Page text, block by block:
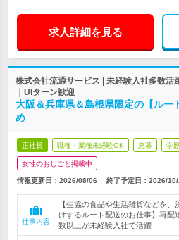
求人詳細を見る
株式会社流通サービス | 未経験入社多数活
｜UIターン歓迎
大阪＆兵庫県＆島根県限定の【ル
め
正社員 職種・業種未経験OK 急募 学
女性のおしごと掲載中
情報更新日：2026/08/06 終了予定日： 2026/10/
仕事内容
【生協の食品や生活雑貨などを
けするルート配送のお仕事】再配
数以上が未経験入社で活躍